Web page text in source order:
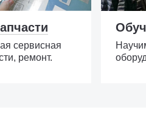
сервисная
ремонт.